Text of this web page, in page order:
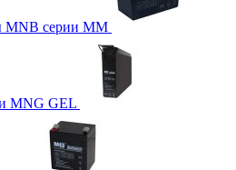
MNB серии MM
MNG GEL